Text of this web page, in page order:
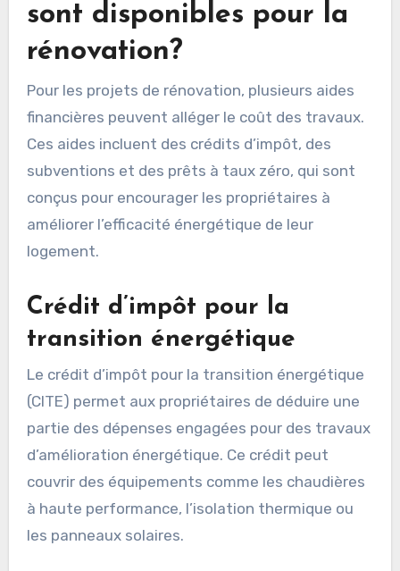
sont disponibles pour la
rénovation?
Pour les projets de rénovation, plusieurs aides
financières peuvent alléger le coût des travaux.
Ces aides incluent des crédits d’impôt, des
subventions et des prêts à taux zéro, qui sont
conçus pour encourager les propriétaires à
améliorer l’efficacité énergétique de leur
logement.
Crédit d’impôt pour la
transition énergétique
Le crédit d’impôt pour la transition énergétique
(CITE) permet aux propriétaires de déduire une
partie des dépenses engagées pour des travaux
d’amélioration énergétique. Ce crédit peut
couvrir des équipements comme les chaudières
à haute performance, l’isolation thermique ou
les panneaux solaires.